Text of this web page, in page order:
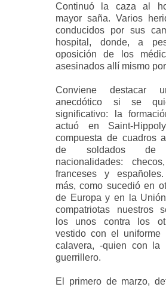
Continuó la caza al
mayor saña. Varios
conducidos por sus
hospital, donde, a
oposición de los
asesinados allí mismo
Conviene destacar
anecdótico si se
significativo: la
actuó en Saint-
compuesta de cuadros
de soldados de
nacionalidades:
franceses y
más, como sucedió en
de Europa y en la
compatriotas nuestros
los unos contra los
vestido con el uniforme
calavera, -quien con la
guerrillero.
El primero de marzo,